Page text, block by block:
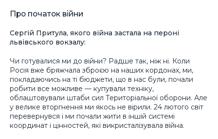
Про початок війни
Сергій Притула, якого війна застала на пероні
львівського вокзалу:
Чи готувалися ми до війни? Радше так, ніж ні. Коли
Росія вже бряжчала зброєю на наших кордонах, ми,
покладаючись на ті бюджети, що в нас були, почали
робити все можливе — купували техніку,
облаштовували штаби сил Територіальної оборони. Але
у велике вторгнення ми якось не вірили. 24 лютого світ
перевернувся і ми почали жити в іншій системі
координат і цінностей, які викристалізувала війна.